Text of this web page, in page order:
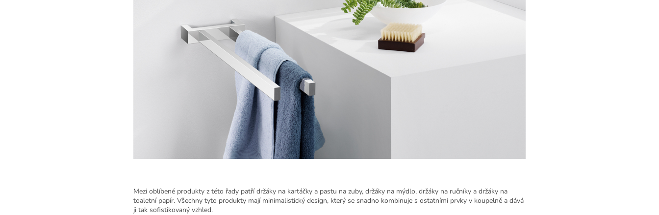
Mezi oblíbené produkty z této řady patří držáky na kartáčky a pastu na zuby, držáky na mýdlo, držáky na ručníky a držáky na
toaletní papír. Všechny tyto produkty mají minimalistický design, který se snadno kombinuje s ostatními prvky v koupelně a dává
ji tak sofistikovaný vzhled.